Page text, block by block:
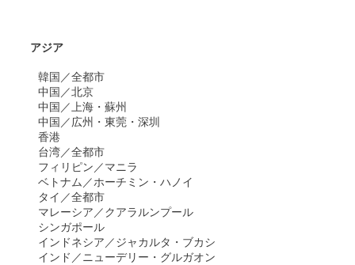
韓国／全都市
中国／北京
中国／上海・蘇州
中国／広州・東莞・深圳
香港
台湾／全都市
フィリピン／マニラ
ベトナム／ホーチミン・ハノイ
タイ／全都市
マレーシア／クアラルンプール
シンガポール
インドネシア／ジャカルタ・ブカシ
インド／ニューデリー・グルガオン
​ アジア